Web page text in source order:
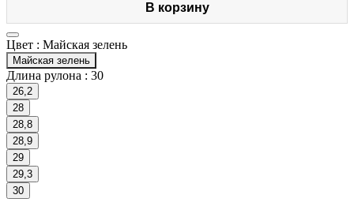
В корзину
Цвет : Майская зелень
Майская зелень
Длина рулона : 30
26,2
28
28,8
28,9
29
29,3
30